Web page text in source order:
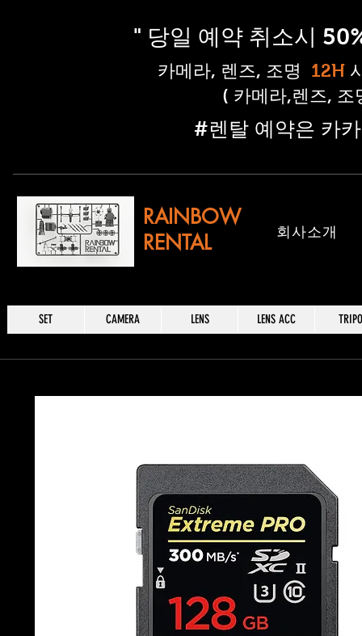
" 당일 예약 취소시
​카메라, 렌즈, 조명 12H
( 카메라,렌즈, 조
​#렌탈 예약은 카
RAINBOW
RENTAL
​회사소개
SET CAMERA LENS LENS ACC